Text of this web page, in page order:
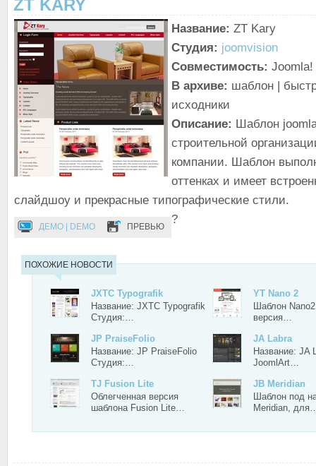
ZT KARY
Название: ZT Kary
Студия: joomvision
Совместимость:
В архиве: шаблон |
исходники
Описание: Шаблон
строительной
компании. Шаблон
оттенках и имеет
слайдшоу и прекрасные типографические стили.
ДЕМО | DEMO ПРЕВЬЮ
?
ПОХОЖИЕ НОВОСТИ
JXTC Typografik
Название: JXTC Typografik
Студия:…
YT Nano 2
Шаблон
версия…
JP PraiseFolio
Название: JP PraiseFolio
Студия:…
JA Labra
Название: JA
JoomlArt…
TJ Fusion Lite
Облегченная версия
шаблона Fusion Lite…
JB Meridian
Шаблон под
Meridian,